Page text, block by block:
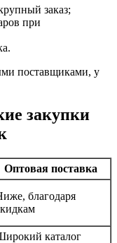
заказ;
при
поставщиками, у
закупки
Оптовая поставка
благодаря
каталог